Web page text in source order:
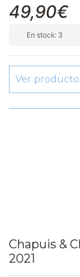
49,90€
En stock: 3
Ver producto
Chapuis &
2021